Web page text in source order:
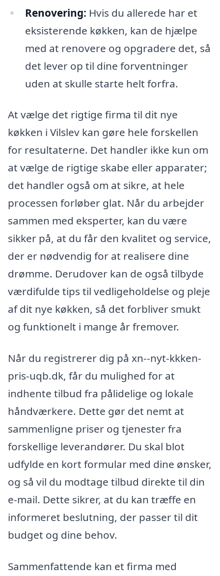
Renovering: Hvis du allerede har et
eksisterende køkken, kan de hjælpe
med at renovere og opgradere det, så
det lever op til dine forventninger
uden at skulle starte helt forfra.
At vælge det rigtige firma til dit nye
køkken i Vilslev kan gøre hele forskellen
for resultaterne. Det handler ikke kun om
at vælge de rigtige skabe eller apparater;
det handler også om at sikre, at hele
processen forløber glat. Når du arbejder
sammen med eksperter, kan du være
sikker på, at du får den kvalitet og service,
der er nødvendig for at realisere dine
drømme. Derudover kan de også tilbyde
værdifulde tips til vedligeholdelse og pleje
af dit nye køkken, så det forbliver smukt
og funktionelt i mange år fremover.
Når du registrerer dig på xn--nyt-kkken-
pris-uqb.dk, får du mulighed for at
indhente tilbud fra pålidelige og lokale
håndværkere. Dette gør det nemt at
sammenligne priser og tjenester fra
forskellige leverandører. Du skal blot
udfylde en kort formular med dine ønsker,
og så vil du modtage tilbud direkte til din
e-mail. Dette sikrer, at du kan træffe en
informeret beslutning, der passer til dit
budget og dine behov.
Sammenfattende kan et firma med